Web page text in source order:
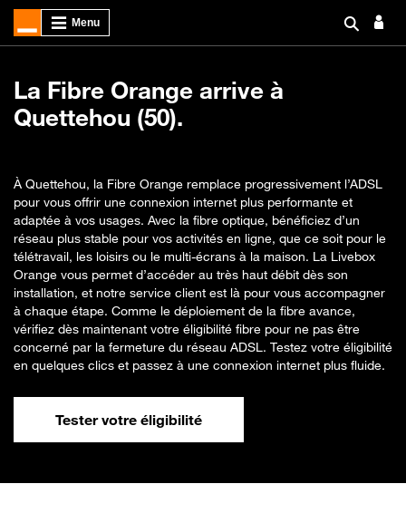
La Fibre Orange arrive à
Quettehou (50).
À Quettehou, la Fibre Orange remplace progressivement l’ADSL
pour vous offrir une connexion internet plus performante et
adaptée à vos usages. Avec la fibre optique, bénéficiez d’un
réseau plus stable pour vos activités en ligne, que ce soit pour le
télétravail, les loisirs ou le multi-écrans à la maison. La Livebox
Orange vous permet d’accéder au très haut débit dès son
installation, et notre service client est là pour vous accompagner
à chaque étape. Comme le déploiement de la fibre avance,
vérifiez dès maintenant votre éligibilité fibre pour ne pas être
concerné par la fermeture du réseau ADSL. Testez votre éligibilité
en quelques clics et passez à une connexion internet plus fluide.
Tester votre éligibilité